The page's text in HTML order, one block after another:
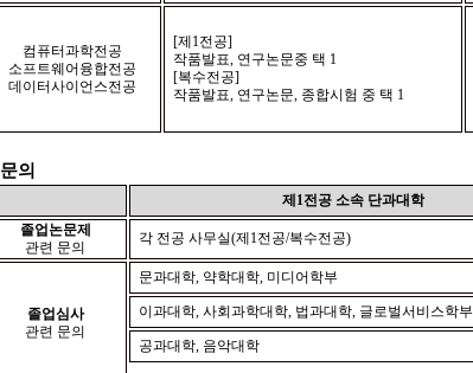
컴퓨터과학전공
소프트웨어융합전공
데이터사이언스전공
[제 1전공]
작품발표, 연구논문중 택 1
[복수전공]
작품발표, 연구논문, 종합시험 중 택 1
문의
제 1전공 소속 단과대학
졸업논문제
관련 문의
각 전공 사무실(제 1전공/복수전공)
졸업심사
관련 문의
문과대학, 약학대학, 미디어학부
이과대학, 사회과학대학, 법과대학, 글로벌서비스학부
공과대학, 음악대학